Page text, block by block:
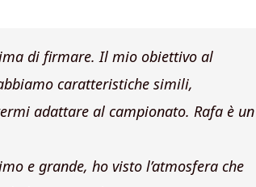
di firmare. Il mio obiettivo al
caratteristiche simili,
adattare al campionato. Rafa è un
e grande, ho visto l’atmosfera che